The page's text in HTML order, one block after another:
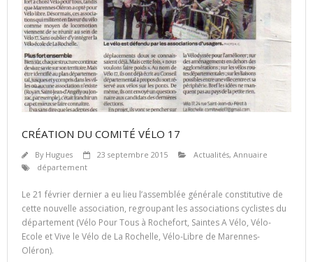
CRÉATION DU COMITÉ VÉLO 17
By Hugues 23 septembre 2015 Actualités, Annuaire
département
Le 21 février dernier a eu lieu l’assemblée générale constitutive de
cette nouvelle association, regroupant les associations cyclistes du
département (Vélo Pour Tous à Rochefort, Saintes A Vélo, Vélo-
Ecole et Vive le Vélo de La Rochelle, Vélo-Libre de Marennes-
Oléron).